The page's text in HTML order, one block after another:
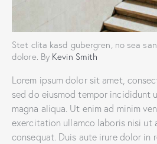
Stet clita kasd gubergren, no sea
dolore. By Kevin Smith
Lorem ipsum dolor sit amet,
sed do eiusmod tempor incididunt
magna aliqua. Ut enim ad minim
exercitation ullamco laboris nisi ut
consequat. Duis aute irure dolor in